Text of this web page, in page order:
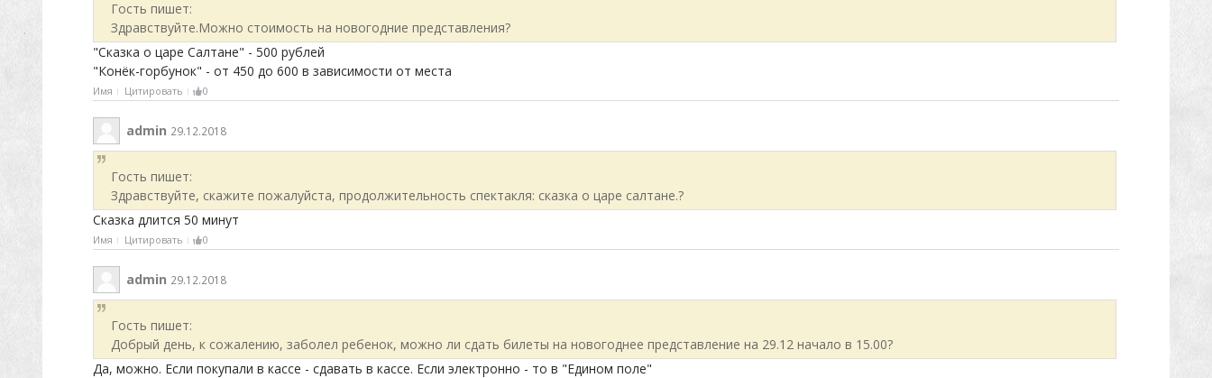
Гость пишет:
Здравствуйте.Можно стоимость на новогодние представления?
"Сказка о царе Салтане" - 500 рублей
"Конёк-горбунок" - от 450 до 600 в зависимости от места
Имя Цитировать 0
admin 29.12.2018
Гость пишет:
Здравствуйте, скажите пожалуйста, продолжительность спектакля: сказка о царе салтане.?
Сказка длится 50 минут
Имя Цитировать 0
admin 29.12.2018
Гость пишет:
Добрый день, к сожалению, заболел ребенок, можно ли сдать билеты на новогоднее представление на 29.12 начало в 15.00?
Да, можно. Если покупали в кассе - сдавать в кассе. Если электронно - то в "Едином поле"